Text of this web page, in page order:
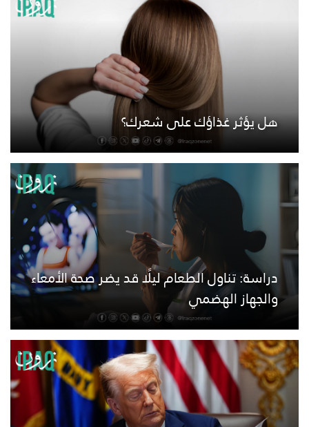
هل يؤثر غذاؤك على شعرك؟
دراسة: تناول الطعام ليلًا قد يضر صحة الأمعاء
والجهاز الهضمي